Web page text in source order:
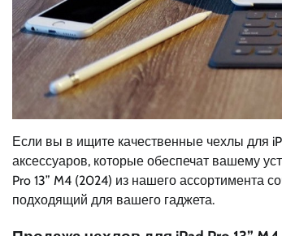
Если вы в ищите качественные чехлы для
аксессуаров, которые обеспечат вашему
Pro 13” M4 (2024) из нашего ассортимента
подходящий для вашего гаджета.